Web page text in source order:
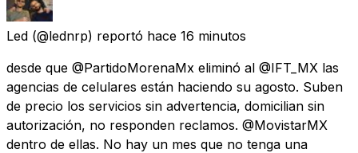
Led (@lednrp) reportó hace 16 minutos
desde que @PartidoMorenaMx eliminó al @IFT_MX las
agencias de celulares están haciendo su agosto. Suben
de precio los servicios sin advertencia, domicilian sin
autorización, no responden reclamos. @MovistarMX
dentro de ellas. No hay un mes que no tenga una